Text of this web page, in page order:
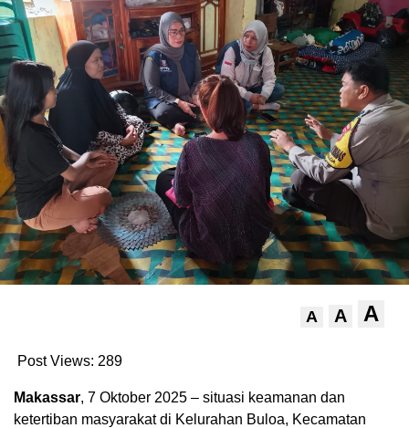
A A A
Post Views: 289
Makassar, 7 Oktober 2025 – situasi keamanan dan
ketertiban masyarakat di Kelurahan Buloa, Kecamatan